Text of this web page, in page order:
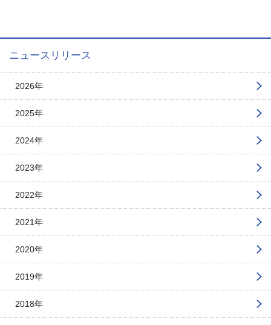
ニュースリリース
2026年
2025年
2024年
2023年
2022年
2021年
2020年
2019年
2018年